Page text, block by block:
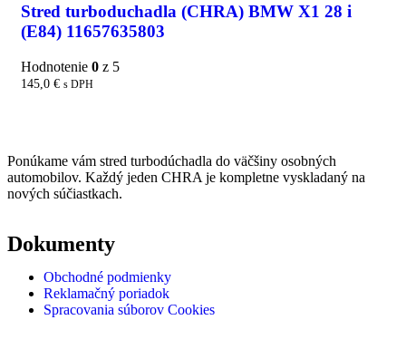
Stred turboduchadla (CHRA) BMW X1 28 i
(E84) 11657635803
Hodnotenie 0 z 5
145,0 € s DPH
Ponúkame vám stred turbodúchadla do väčšiny osobných
automobilov. Každý jeden CHRA je kompletne vyskladaný na
nových súčiastkach.
Dokumenty
Obchodné podmienky
Reklamačný poriadok
Spracovania súborov Cookies